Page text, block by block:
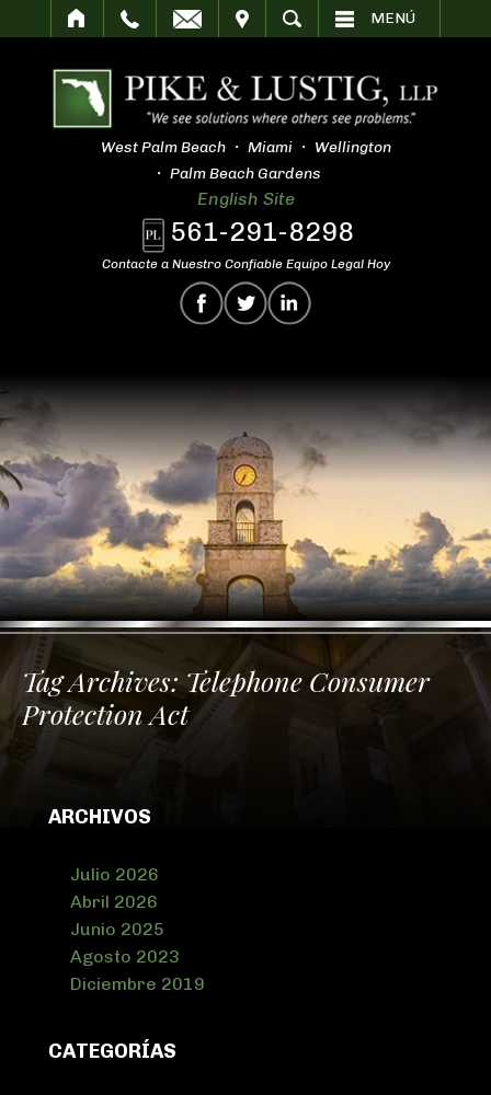
BUSCAR MENÚ
West Palm Beach Miami
Wellington
Palm Beach Gardens
English Site
561-291-8298
Contacte a Nuestro Confiable Equipo Legal Hoy
Tag Archives: Telephone Consumer
Protection Act
ARCHIVOS
Julio 2026
Abril 2026
Junio 2025
Agosto 2023
Diciembre 2019
CATEGORÍAS